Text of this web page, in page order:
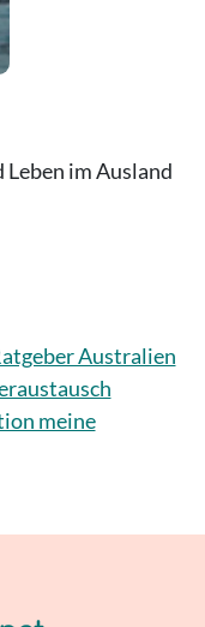
im Ausland
Australien
meine